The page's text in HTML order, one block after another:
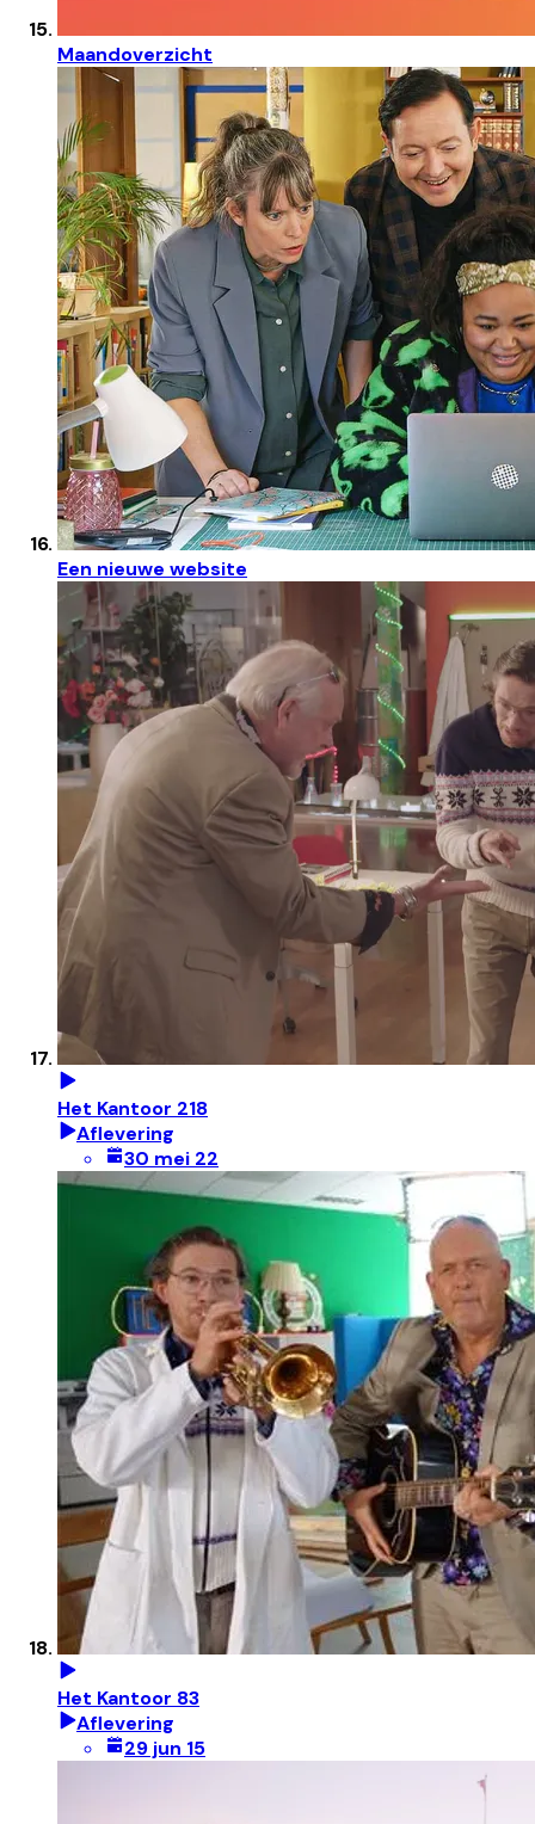
Maandoverzicht
Een nieuwe website
Het Kantoor 218
Aflevering
30 mei 22
Het Kantoor 83
Aflevering
29 jun 15